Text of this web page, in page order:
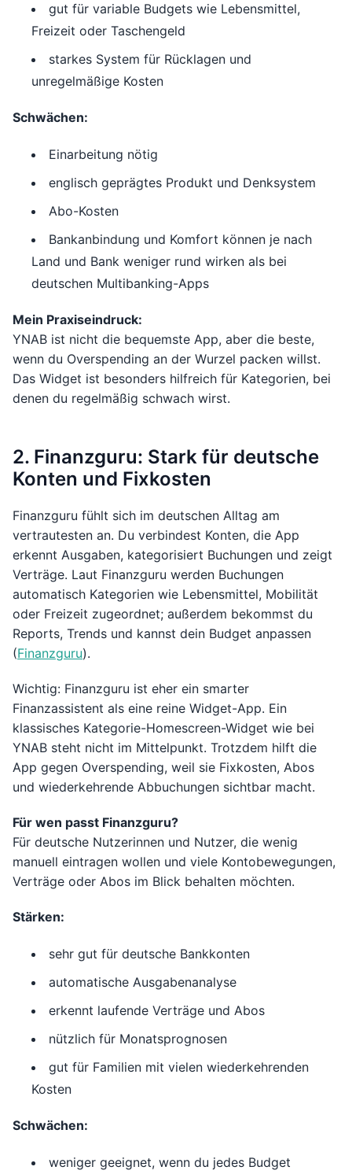
gut für variable Budgets wie Lebensmittel,
Freizeit oder Taschengeld
starkes System für Rücklagen und
unregelmäßige Kosten
Schwächen:
Einarbeitung nötig
englisch geprägtes Produkt und Denksystem
Abo-Kosten
Bankanbindung und Komfort können je nach
Land und Bank weniger rund wirken als bei
deutschen Multibanking-Apps
Mein Praxiseindruck:
YNAB ist nicht die bequemste App, aber die beste,
wenn du Overspending an der Wurzel packen willst.
Das Widget ist besonders hilfreich für Kategorien, bei
denen du regelmäßig schwach wirst.
2. Finanzguru: Stark für deutsche
Konten und Fixkosten
Finanzguru fühlt sich im deutschen Alltag am
vertrautesten an. Du verbindest Konten, die App
erkennt Ausgaben, kategorisiert Buchungen und zeigt
Verträge. Laut Finanzguru werden Buchungen
automatisch Kategorien wie Lebensmittel, Mobilität
oder Freizeit zugeordnet; außerdem bekommst du
Reports, Trends und kannst dein Budget anpassen
(Finanzguru).
Wichtig: Finanzguru ist eher ein smarter
Finanzassistent als eine reine Widget-App. Ein
klassisches Kategorie-Homescreen-Widget wie bei
YNAB steht nicht im Mittelpunkt. Trotzdem hilft die
App gegen Overspending, weil sie Fixkosten, Abos
und wiederkehrende Abbuchungen sichtbar macht.
Für wen passt Finanzguru?
Für deutsche Nutzerinnen und Nutzer, die wenig
manuell eintragen wollen und viele Kontobewegungen,
Verträge oder Abos im Blick behalten möchten.
Stärken:
sehr gut für deutsche Bankkonten
automatische Ausgabenanalyse
erkennt laufende Verträge und Abos
nützlich für Monatsprognosen
gut für Familien mit vielen wiederkehrenden
Kosten
Schwächen:
weniger geeignet, wenn du jedes Budget